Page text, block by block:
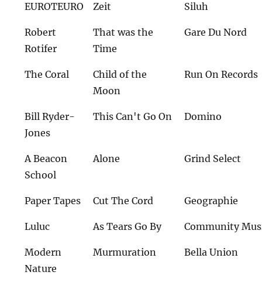
EUROTEURO Zeit Siluh
Robert
Rotifer
That was the
Time
Gare Du Nord
The Coral
Child of the
Moon
Run On Records
Bill Ryder-
Jones
This Can't Go On Domino
A Beacon
School
Alone Grind Select
Paper Tapes Cut The Cord Geographie
Luluc As Tears Go By Community
Modern
Nature
Murmuration Bella Union